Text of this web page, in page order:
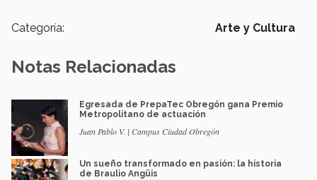
Categoría: Arte y Cultura
Notas Relacionadas
Egresada de PrepaTec Obregón gana Premio
Metropolitano de actuación
Juan Pablo V. | Campus Ciudad Obregón
Un sueño transformado en pasión: la historia
de Braulio Angüis